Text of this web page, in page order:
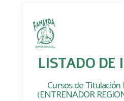
LISTADO DE
Cursos de Titulación
(ENTRENADOR